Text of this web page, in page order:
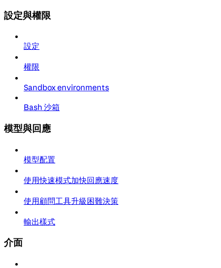
設定與權限
設定
權限
Sandbox environments
Bash 沙箱
模型與回應
模型配置
使用快速模式加快回應速度
使用顧問工具升級困難決策
輸出樣式
介面